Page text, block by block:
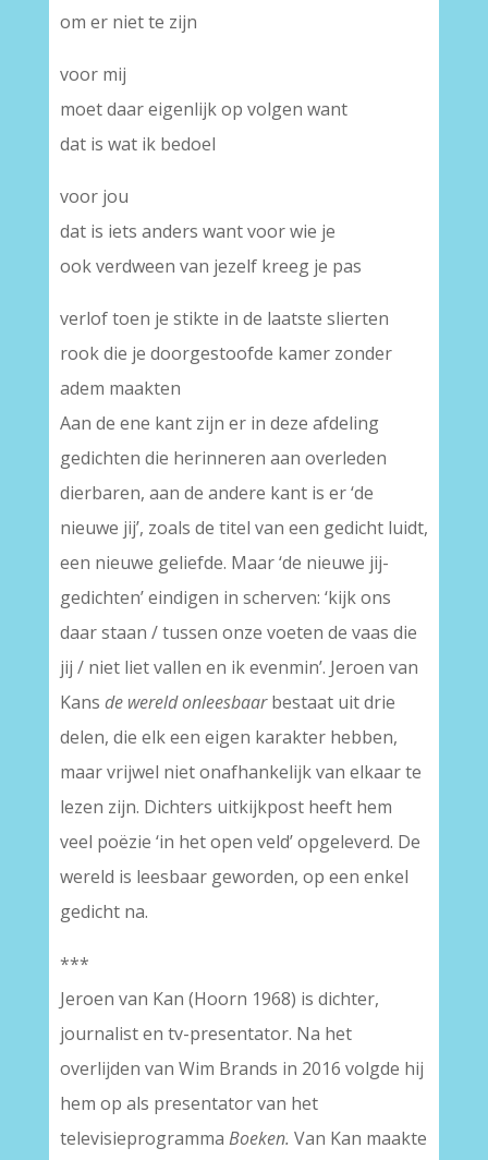
om er niet te zijn
voor mij
moet daar eigenlijk op volgen want
dat is wat ik bedoel
voor jou
dat is iets anders want voor wie je
ook verdween van jezelf kreeg je pas
verlof toen je stikte in de laatste slierten
rook die je doorgestoofde kamer zonder
adem maakten
Aan de ene kant zijn er in deze afdeling
gedichten die herinneren aan overleden
dierbaren, aan de andere kant is er ‘de
nieuwe jij’, zoals de titel van een gedicht luidt,
een nieuwe geliefde. Maar ‘de nieuwe jij-
gedichten’ eindigen in scherven: ‘kijk ons
daar staan / tussen onze voeten de vaas die
jij / niet liet vallen en ik evenmin’. Jeroen van
Kans de wereld onleesbaarbestaat uit drie
delen, die elk een eigen karakter hebben,
maar vrijwel niet onafhankelijk van elkaar te
lezen zijn. Dichters uitkijkpost heeft hem
veel poëzie ‘in het open veld’ opgeleverd. De
wereld is leesbaar geworden, op een enkel
gedicht na.
***
Jeroen van Kan (Hoorn 1968) is dichter,
journalist en tv-presentator. Na het
overlijden van Wim Brands in 2016 volgde hij
hem op als presentator van het
televisieprogramma Boeken. Van Kan maakte